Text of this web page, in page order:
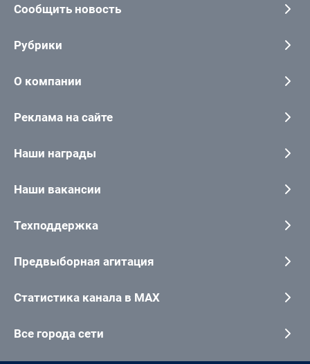
Сообщить новость
Рубрики
О компании
Реклама на сайте
Наши награды
Наши вакансии
Техподдержка
Предвыборная агитация
Статистика канала в MAX
Все города сети